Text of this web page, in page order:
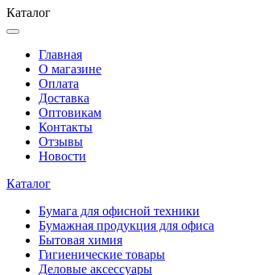
Каталог
Главная
О магазине
Оплата
Доставка
Оптовикам
Контакты
Отзывы
Новости
Каталог
Бумага для офисной техники
Бумажная продукция для офиса
Бытовая химия
Гигиенические товары
Деловые аксессуары